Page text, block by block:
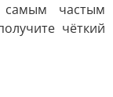
самым частым
чёткий